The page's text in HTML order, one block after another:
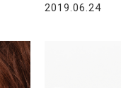
2019.06.24